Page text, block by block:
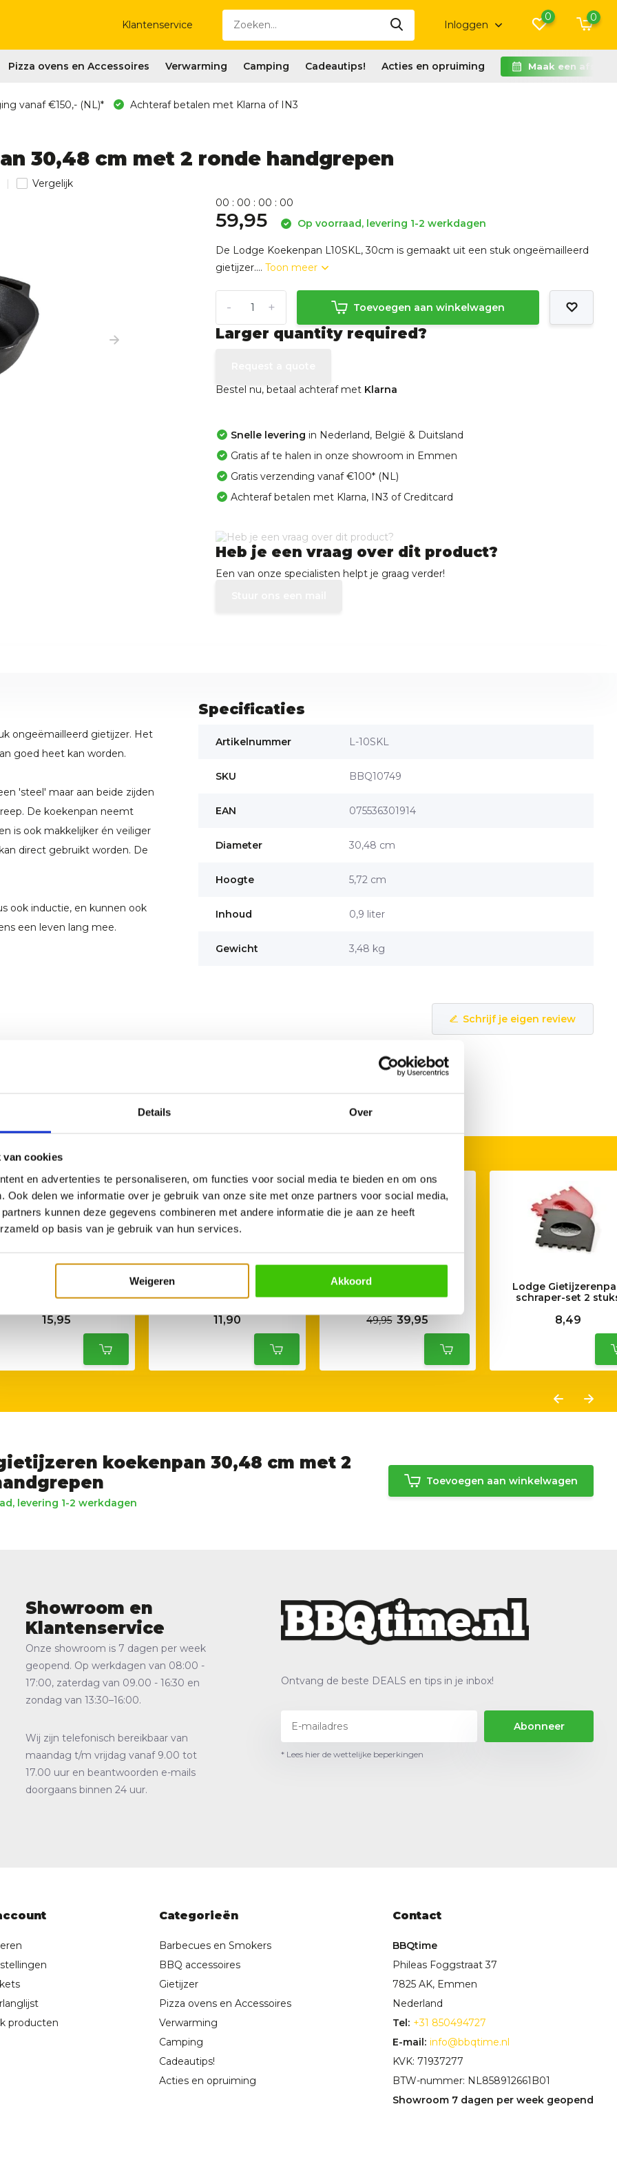
Details Over
van cookies
en advertenties te personaliseren, om functies voor social media te bieden en om ons
Ook delen we informatie over je gebruik van onze site met onze partners voor social media,
kunnen deze gegevens combineren met andere informatie die je aan ze heeft
op basis van je gebruik van hun services.
Weigeren Akkoord
Klantenservice Inloggen
0 0
Pizza ovens en Accessoires Verwarming Camping Cadeautips! Acties en opruiming Maak een
vanaf €150,- (NL)* Achteraf betalen met Klarna of IN3
30,48 cm met 2 ronde handgrepen
Vergelijk
00 : 00 : 00 : 00
59,95 Op voorraad, levering 1-2 werkdagen
De Lodge Koekenpan L10SKL, 30cm is gemaakt uit een stuk ongeëmailleerd
gietijzer....Toon meer
+
- Toevoegen aan winkelwagen
Larger quantity required?
Bestel nu, betaal achteraf met Klarna
Snelle levering in Nederland, België & Duitsland
Gratis af te halen in onze showroom in Emmen
Gratis verzending vanaf €100* (NL)
Achteraf betalen met Klarna, IN3 of Creditcard
Heb je een vraag over dit product?
Een van onze specialisten helpt je graag verder!
ongeëmailleerd gietijzer. Het
goed heet kan worden.
'steel' maar aan beide zijden
De koekenpan neemt
is ook makkelijker én veiliger
direct gebruikt worden. De
ook inductie, en kunnen ook
een leven lang mee.
Specificaties
Artikelnummer L-10SKL
SKU BBQ10749
EAN 075536301914
Diameter 30,48 cm
Hoogte 5,72 cm
Inhoud 0,9 liter
Gewicht 3,48 kg
Schrijf je eigen review
ml
15,95
bakpapier (Liner)
11,90
Lodge Sauspan met
Marinadekwast 0,4 L
49,95 39,95
Lodge
schraper-set 2
8,49
koekenpan 30,48 cm met 2
levering 1-2 werkdagen
Toevoegen aan winkelwagen
Showroom en
Klantenservice
Onze showroom is 7 dagen per week
geopend. Op werkdagen van 08:00 -
17:00, zaterdag van 09.00 - 16:30 en
zondag van 13:30–16:00.
Wij zijn telefonisch bereikbaar van
maandag t/m vrijdag vanaf 9.00 tot
17.00 uur en beantwoorden e-mails
doorgaans binnen 24 uur.
Ontvang de beste DEALS en tips in je inbox!
Abonneer
* Lees hier de wettelijke beperkingen
producten
Categorieën
Barbecues en Smokers
BBQ accessoires
Gietijzer
Pizza ovens en Accessoires
Verwarming
Camping
Cadeautips!
Acties en opruiming
Contact
BBQtime
Phileas Foggstraat 37
7825 AK, Emmen
Nederland
Tel: +31 850494727
E-mail: info@bbqtime.nl
KVK: 71937277
BTW-nummer: NL858912661B01
Showroom 7 dagen per week geopend